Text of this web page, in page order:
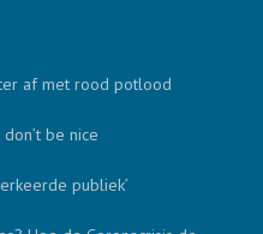
af met rood potlood
be nice
publiek’